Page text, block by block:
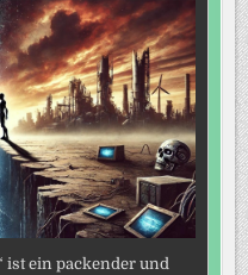
ist ein packender und